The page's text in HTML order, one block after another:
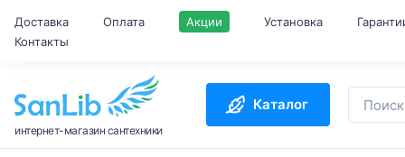
Доставка Оплата Акции Установка
Контакты
интернет-магазин сантехники
Каталог